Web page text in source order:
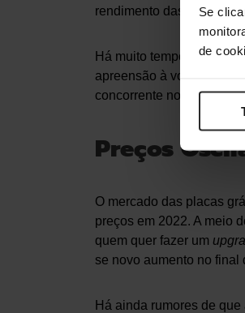
Se
de
rendimento das RTX
Há muito tempo que o
apreensão à volta deste
concorrente no mercado
Preços
O mercado das placas
preços em 2022. A meio
quem quer fazer um
se novo aumento no final
Há ainda rumores de